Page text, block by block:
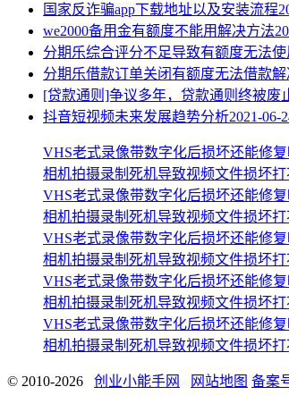
国家反诈骗app下载地址以及安装流程
we2000备用金有额度不能用解决方法
分期乐综合评分不足导致有额度无法
分期乐借款订单关闭有额度无法借款
[贷款通则]争议多年，贷款通则终被废
抖音短视频未来发展趋势分析2021-06-
VHS老式录像带数字化后损坏还能修复
相机拍摄录制死机导致视频文件损坏
VHS老式录像带数字化后损坏还能修复
相机拍摄录制死机导致视频文件损坏
VHS老式录像带数字化后损坏还能修复
相机拍摄录制死机导致视频文件损坏
VHS老式录像带数字化后损坏还能修复
相机拍摄录制死机导致视频文件损坏
VHS老式录像带数字化后损坏还能修复
相机拍摄录制死机导致视频文件损坏
© 2010-2026 创业小能手网 网站地图 备案